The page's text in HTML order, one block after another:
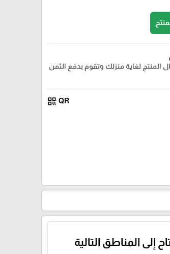
المنتج لغاية منزلك وتقوم بدفع الثمن
QR
qr_code
إلى المناطق التالية